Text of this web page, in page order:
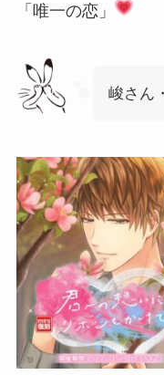
「唯一の恋」
峻さん